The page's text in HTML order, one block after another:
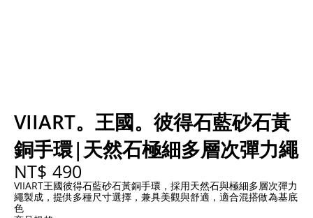
VIIART。王國。彼得石藍砂石黃
銅手環|天然石極細多層次彈力繩
NT$ 490
VIIART王國彼得石藍砂石黃銅手環，採用天然石與極細多層次彈力
繩製成，提供多種尺寸選擇，兼具美觀與舒適，適合混搭做為基底
色